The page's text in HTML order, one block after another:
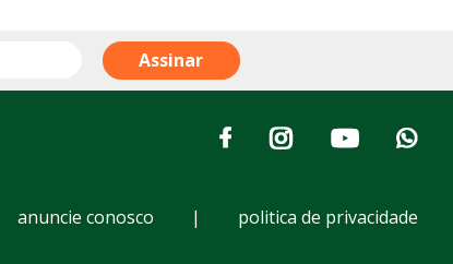
anuncie conosco | politica de privacidade